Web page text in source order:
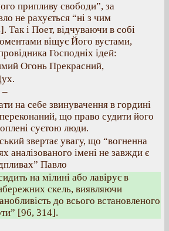
припливу свободи”, за
не рахується “ні з чим
Так і Поет, відчуваючи в собі
віщує Його вустами,
Господніх ідей:
Огонь Прекрасний,
–
на себе звинувачення в гордині
переконаний, що право судити його
суєтою люди.
звертає увагу, що “вогненна
аналізованого імені не завжди є
Павло
на мілині або лавірує в
скель, виявляючи
до всього встановленого
[96, 314].